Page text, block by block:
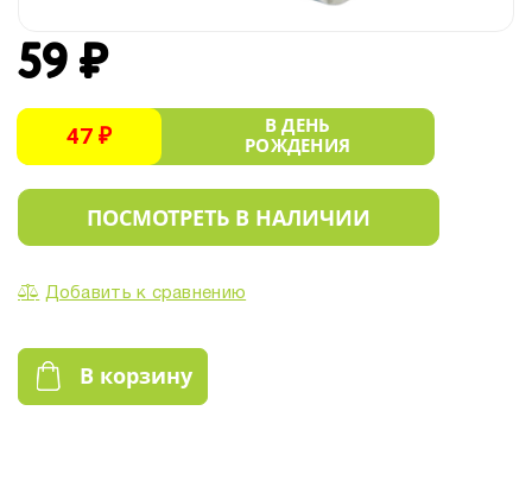
59 ₽
47 ₽
В ДЕНЬ
РОЖДЕНИЯ
ПОСМОТРЕТЬ В НАЛИЧИИ
Добавить к сравнению
В корзину